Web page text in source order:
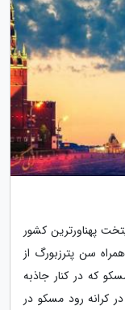
پهناورترین کشور
سن پترزبورگ از
که در کنار جاذبه
کرانه رود مسکو در